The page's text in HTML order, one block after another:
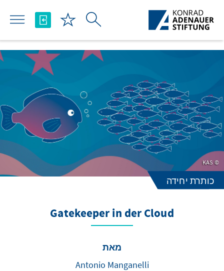
Skip to Main Content
כותרת יחידה
Gatekeeper in der Cloud
מאת
Antonio Manganelli